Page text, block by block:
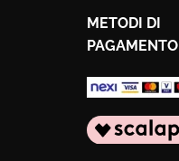
METODI DI
PAGAMENTO